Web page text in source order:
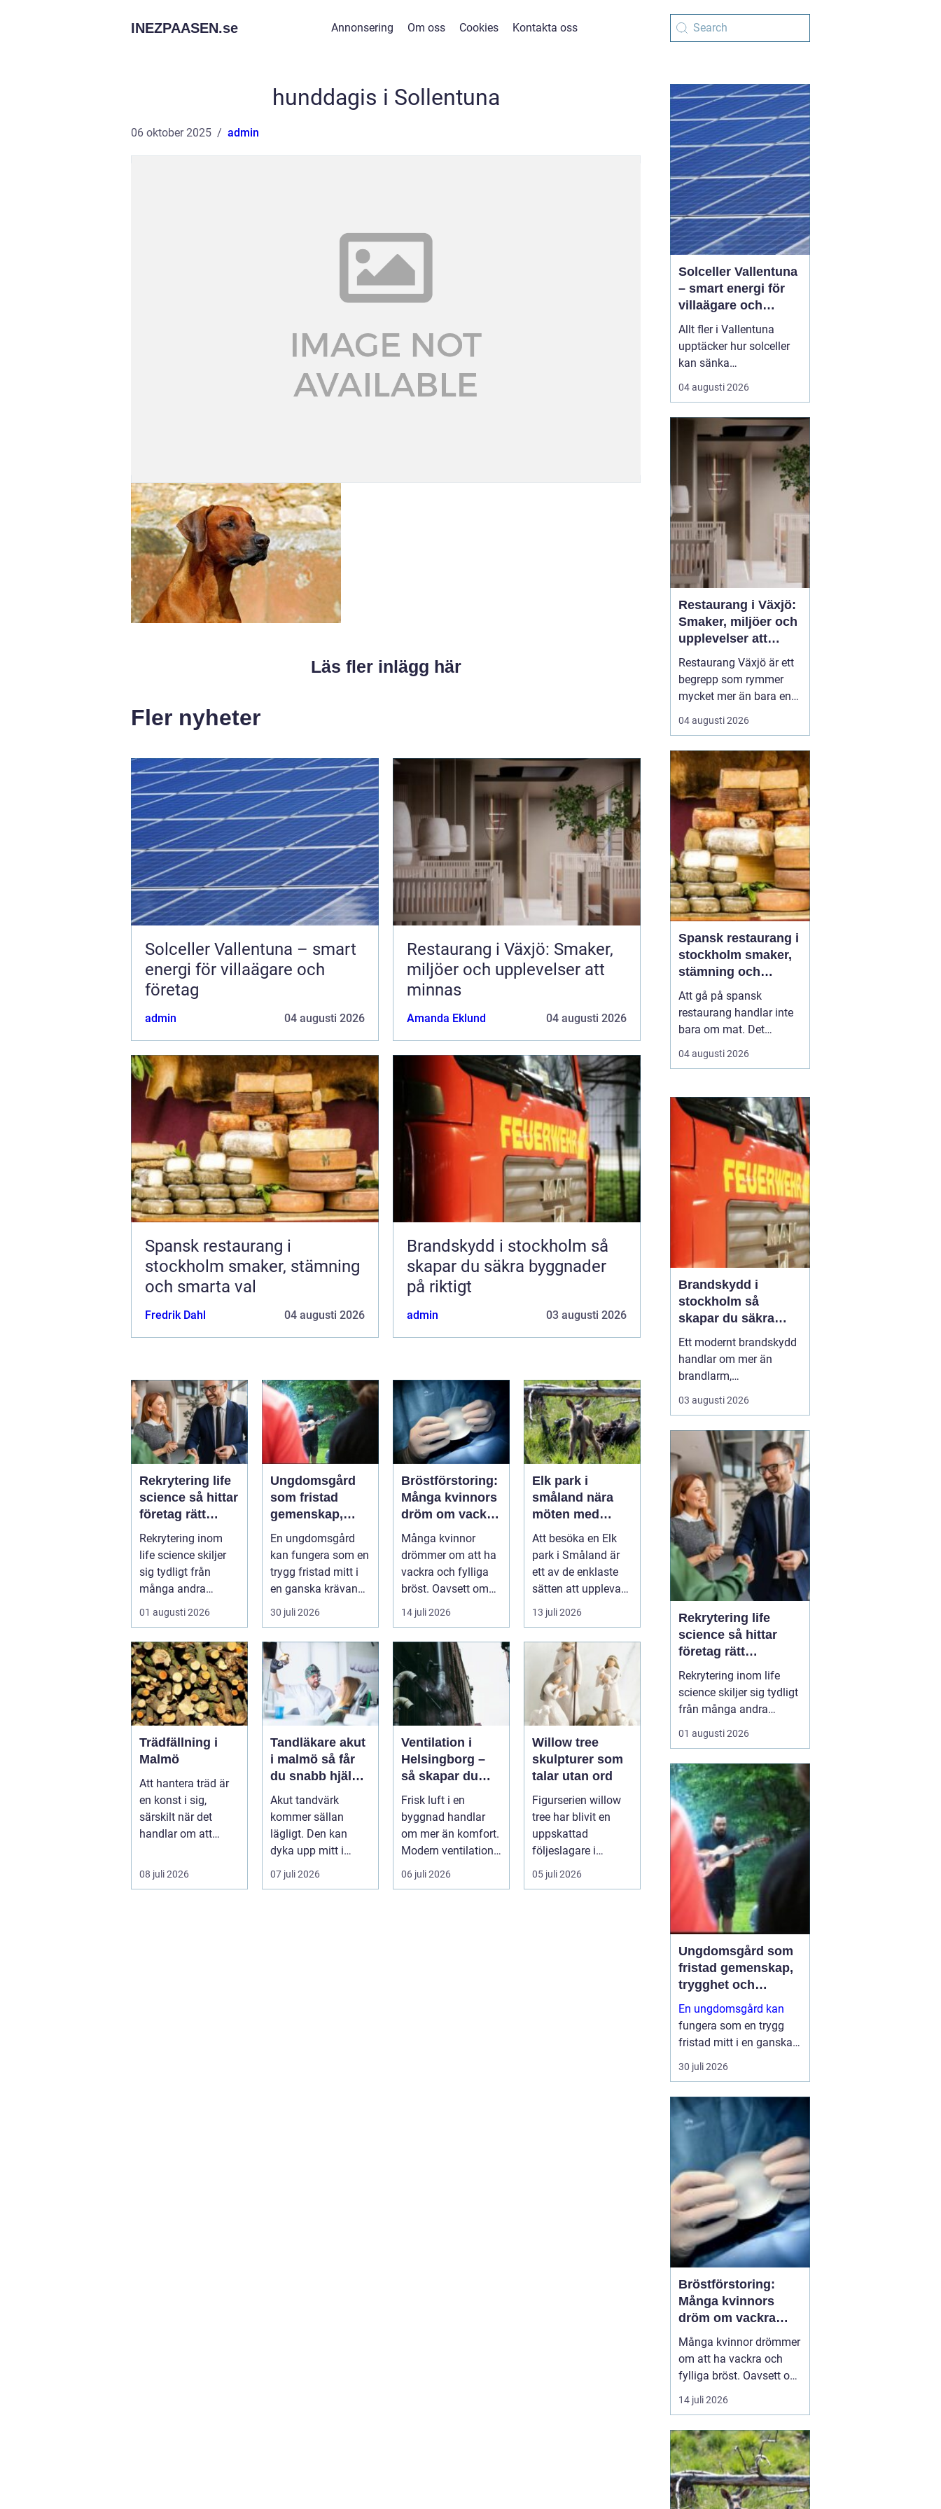
INEZPAASEN.se Annonsering Om oss Cookies Kontakta oss
hunddagis i Sollentuna
06 oktober 2025 admin
Läs fler inlägg här
Fler nyheter
Solceller Vallentuna – smart
energi för villaägare och
företag
admin 04 augusti 2026
Restaurang i Växjö: Smaker,
miljöer och upplevelser att
minnas
Amanda Eklund 04 augusti 2026
Spansk restaurang i
stockholm smaker, stämning
och smarta val
Fredrik Dahl 04 augusti 2026
Brandskydd i stockholm så
skapar du säkra byggnader
på riktigt
admin 03 augusti 2026
Rekrytering life
science så hittar
företag rätt
kompetens när
kraven är som
högst
Rekrytering inom
life science skiljer
sig tydligt från
många andra
branscher. Här
påverkar varje bes...
01 augusti 2026
Ungdomsgård
som fristad
gemenskap,
trygghet och
växande
En ungdomsgård
kan fungera som en
trygg fristad mitt i
en ganska krävande
vardag. Skola,
sociala med...
30 juli 2026
Bröstförstoring:
Många kvinnors
dröm om vackra
bröst
Många kvinnor
drömmer om att ha
vackra och fylliga
bröst. Oavsett om
det är f&o...
14 juli 2026
Elk park i
småland nära
möten med
skogens konung
Att besöka en Elk
park i Småland är
ett av de enklaste
sätten att uppleva
Sveriges vilda hjärta
på n...
13 juli 2026
Trädfällning i
Malmö
Att hantera träd är
en konst i sig,
särskilt när det
handlar om att
08 juli 2026
Tandläkare akut
i malmö så får
du snabb hjälp
när tanden
krisar
Akut tandvärk
kommer sällan
lägligt. Den kan
dyka upp mitt i
natten, när du är på
jobbet eller preci...
07 juli 2026
Ventilation i
Helsingborg –
så skapar du
friskare
byggnader och
lägre
energikostnader
Frisk luft i en
byggnad handlar
om mer än komfort.
Modern ventilation
påverkar hälsa...
06 juli 2026
Willow tree
skulpturer som
talar utan ord
Figurserien willow
tree har blivit en
uppskattad
följeslagare i
många hem, kyrkor
och arbetsrum.
05 juli 2026
Solceller Vallentuna
– smart energi för
villaägare och
företag
Allt fler i Vallentuna
upptäcker hur solceller
kan sänka
elkostnaderna, öka
tryggheten mot
samtidigt bidra till ett
mer hållbart samhälle.
Med många villor, goda
takytor och relativt få
h&ou...
04 augusti 2026
Restaurang i Växjö:
Smaker, miljöer och
upplevelser att
minnas
Restaurang Växjö är ett
begrepp som rymmer
mycket mer än bara en
plats att äta på.
Teleborgsslott.com visar
värdskap kan vävas ihop
till en helhetsupplevelse
där varje måltid...
04 augusti 2026
Spansk restaurang i
stockholm smaker,
stämning och
smarta val
Att gå på spansk
restaurang handlar inte
bara om mat. Det
handlar om värme, tid
tillsammans och en
aldrig tar slut. För
många som sökeren
spansk restaurang
stockholm är
upplevelsen lika vik...
04 augusti 2026
Brandskydd i
stockholm så
skapar du säkra
byggnader på riktigt
Ett modernt brandskydd
handlar om mer än
brandlarm,
utrymningsplaner och
röda brandsläckare på
fastighetsägare,
byggentreprenörer och
förvaltare i Stockholm är
helheten avgörande:
samspelet mellan aktivt
och passivt skydd, tydlig
ansvar...
03 augusti 2026
Rekrytering life
science så hittar
företag rätt
kompetens när
kraven är som högst
Rekrytering inom life
science skiljer sig tydligt
från många andra
branscher. Här påverkar
varje beslut
myndighetskrav och ofta
stora
forskningsinvesteringar.
Roller tillsätts inte bara
för att fylla en
organisation, utan för att
säk...
01 augusti 2026
Ungdomsgård som
fristad gemenskap,
trygghet och
växande
En ungdomsgård kan
fungera som en trygg
fristad mitt i en ganska
krävande vardag. Skola,
sociala medier, betyg
både kompisar och
vuxna skapar lätt en
känsla av press. Då
behövs plats...
30 juli 2026
Bröstförstoring:
Många kvinnors
dröm om vackra
bröst
Många kvinnor drömmer
om att ha vackra och
fylliga bröst. Oavsett om
det är för att återfå
förlorad volym efter
eller bara för att känna
sig mer förtjust i sin
egen kropp...
14 juli 2026